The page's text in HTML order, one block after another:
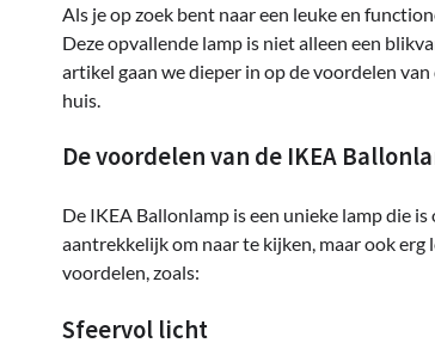
Als je op zoek bent naar een leuke en
Deze opvallende lamp is niet alleen een
artikel gaan we dieper in op de voordelen
huis.
De voordelen van de IKEA
De IKEA Ballonlamp is een unieke lamp die
aantrekkelijk om naar te kijken, maar ook
voordelen, zoals:
Sfeervol licht